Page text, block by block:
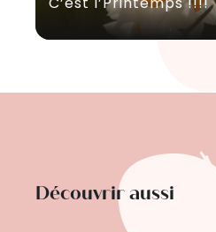
Découvrir aussi